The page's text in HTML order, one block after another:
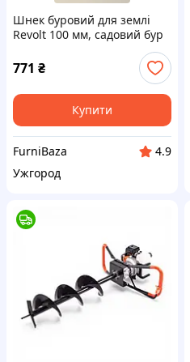
Шнек буровий для землі
Revolt 100 мм, садовий бур
стовпів
771 ₴
Купити
FurniBaza
4.9
Ужгород